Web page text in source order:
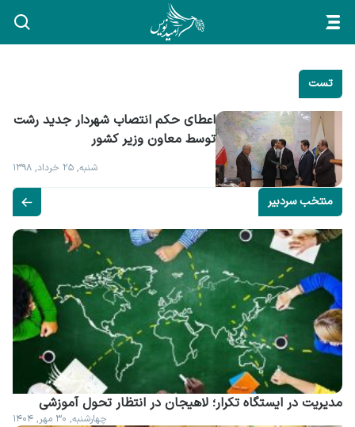
تست
توسط معاون وزیر کشور
شنبه, ۲۵ خرداد, ۱۳۹۸
منتخب سردبیر
مدیریت در ایستگاه تکرار؛ لاهیجان در انتظار تحول آموزشی
چهارشنبه, ۳۰ مهر, ۱۴۰۴